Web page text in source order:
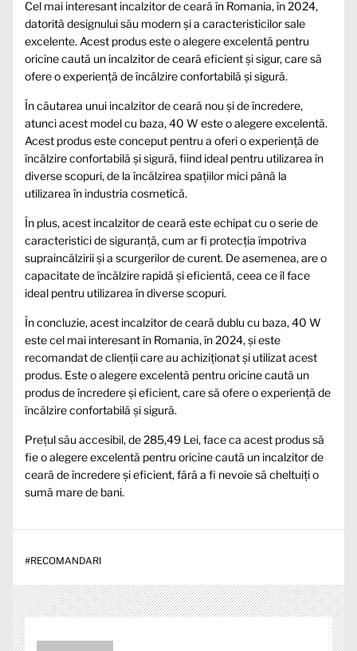
Cel mai interesant incalzitor de ceară în Romania, în 2024,
datorită designului său modern și a caracteristicilor sale
excelente. Acest produs este o alegere excelentă pentru
oricine caută un incalzitor de ceară eficient și sigur, care să
ofere o experiență de încălzire confortabilă și sigură.
În căutarea unui incalzitor de ceară nou și de încredere,
atunci acest model cu baza, 40 W este o alegere excelentă.
Acest produs este conceput pentru a oferi o experiență de
încălzire confortabilă și sigură, fiind ideal pentru utilizarea în
diverse scopuri, de la încălzirea spațiilor mici până la
utilizarea în industria cosmetică.
În plus, acest incalzitor de ceară este echipat cu o serie de
caracteristici de siguranță, cum ar fi protecția împotriva
supraincălzirii și a scurgerilor de curent. De asemenea, are o
capacitate de încălzire rapidă și eficientă, ceea ce îl face
ideal pentru utilizarea în diverse scopuri.
În concluzie, acest incalzitor de ceară dublu cu baza, 40 W
este cel mai interesant în Romania, în 2024, și este
recomandat de clienții care au achiziționat și utilizat acest
produs. Este o alegere excelentă pentru oricine caută un
produs de încredere și eficient, care să ofere o experiență de
încălzire confortabilă și sigură.
Prețul său accesibil, de 285,49 Lei, face ca acest produs să
fie o alegere excelentă pentru oricine caută un incalzitor de
ceară de încredere și eficient, fără a fi nevoie să cheltuiți o
sumă mare de bani.
#RECOMANDARI